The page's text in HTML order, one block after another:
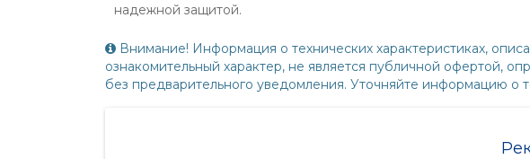
надежной защитой.
Внимание! Информация о технических характеристиках,
ознакомительный характер, не является публичной офертой,
без предварительного уведомления. Уточняйте информацию